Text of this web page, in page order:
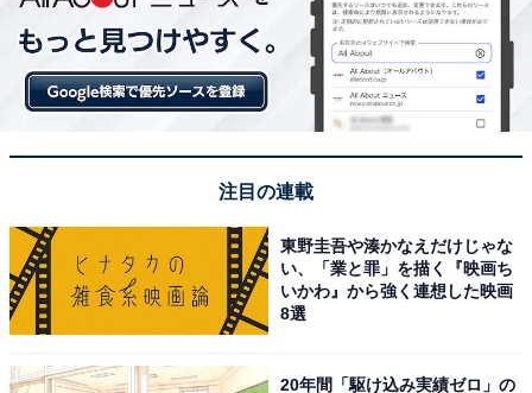
注目の連載
東野圭吾や湊かなえだけじゃな
い、「業と罪」を描く『映画ち
いかわ』から強く連想した映画
8選
20年間「駆け込み実績ゼロ」の